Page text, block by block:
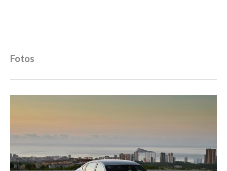
Fotos